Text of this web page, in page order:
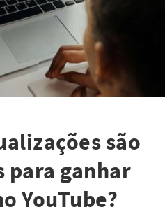
são
para ganhar
YouTube?